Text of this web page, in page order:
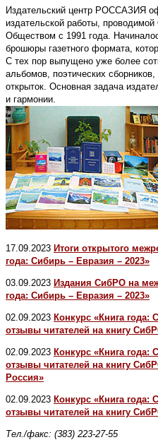
Издательский центр РОССАЗИЯ
издательской работы,
Обществом с 1991 года.
брошюры газетного формата,
С тех пор выпущено уже более
альбомов, поэтических
открыток. Основная задача
и гармонии.
17.09.2023 Итоги открытого
года: Сибирь – Евразия – 2023»
03.09.2023 Издания СибРО на
года: Сибирь – Евразия – 2023»
02.09.2023 Конкурс «Книга года:
отзывы читателей на книгу
02.09.2023 Конкурс «Книга года:
отзывы читателей на книгу
Россия»
02.09.2023 Конкурс «Книга года:
отзывы читателей на книгу
Тел./факс: (383) 223-27-55